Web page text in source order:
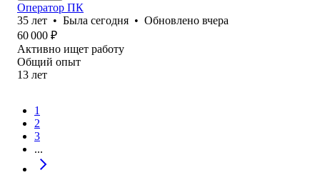
Оператор ПК
35 лет • Была сегодня • Обновлено вчера
60 000 ₽
Активно ищет работу
Общий опыт
13 лет
1
2
3
...